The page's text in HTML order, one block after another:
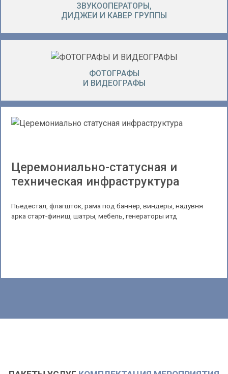
ЗВУКООПЕРАТОРЫ,
ДИДЖЕИ И КАВЕР ГРУППЫ
ФОТОГРАФЫ
И ВИДЕОГРАФЫ
Церемониально-статусная и
техническая инфраструктура
Пьедестал, флагшток, рама под баннер, виндеры, надувня
арка старт-финиш, шатры, мебель, генераторы итд